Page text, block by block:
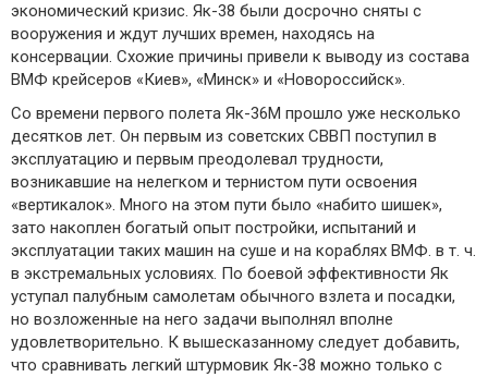
экономический кризис. Як-38 были досрочно сняты с
вооружения и ждут лучших времен, находясь на
консервации. Схожие причины привели к выводу из состава
ВМФ крейсеров «Киев», «Минск» и «Новороссийск».
Со времени первого полета Як-36М прошло уже несколько
десятков лет. Он первым из советских СВВП поступил в
эксплуатацию и первым преодолевал трудности,
возникавшие на нелегком и тернистом пути освоения
«вертикалок». Много на этом пути было «набито шишек»,
зато накоплен богатый опыт постройки, испытаний и
эксплуатации таких машин на суше и на кораблях ВМФ. в т. ч.
в экстремальных условиях. По боевой эффективности Як
уступал палубным самолетам обычного взлета и посадки,
но возложенные на него задачи выполнял вполне
удовлетворительно. К вышесказанному следует добавить,
что сравнивать легкий штурмовик Як-38 можно только с